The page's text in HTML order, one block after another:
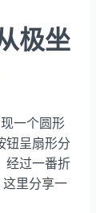
极坐
一个圆形
钮呈扇形分
经过一番折
里分享一